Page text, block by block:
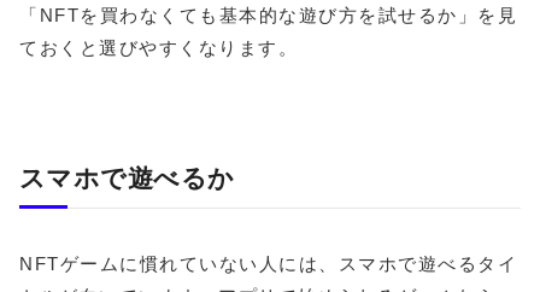
「NFTを買わなくても基本的な遊び方を試せるか」を見
ておくと選びやすくなります。
スマホで遊べるか
NFTゲームに慣れていない人には、スマホで遊べるタイ